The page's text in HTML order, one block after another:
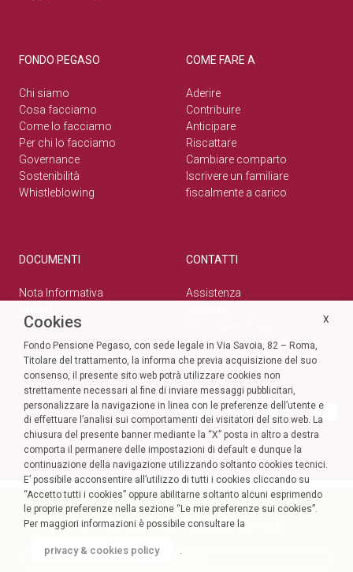
FONDO PEGASO
Chi siamo
Cosa facciamo
Come lo facciamo
Per chi lo facciamo
Governance
Sostenibilità
Whistleblowing
COME FARE A
Aderire
Contribuire
Anticipare
Riscattare
Cambiare comparto
Iscrivere un familiare
fiscalmente a carico
DOCUMENTI
Nota Informativa
Normativa
Bilanci
Modulistica
Circolari
CONTATTI
Assistenza
Privacy e cookie policy
SOCIAL
Accedi alla tua Area Riservata
X
Cookies
Fondo Pensione Pegaso, con sede legale in Via Savoia, 82 – Roma,
Titolare del trattamento, la informa che previa acquisizione del suo
consenso, il presente sito web potrà utilizzare cookies non
strettamente necessari al fine di inviare messaggi pubblicitari,
personalizzare la navigazione in linea con le preferenze dell’utente e
di effettuare l’analisi sui comportamenti dei visitatori del sito web. La
chiusura del presente banner mediante la “X” posta in altro a destra
comporta il permanere delle impostazioni di default e dunque la
continuazione della navigazione utilizzando soltanto cookies tecnici.
E’ possibile acconsentire all’utilizzo di tutti i cookies cliccando su
“Accetto tutti i cookies” oppure abilitarne soltanto alcuni esprimendo
le proprie preferenze nella sezione “Le mie preferenze sui cookies”.
Per maggiori informazioni è possibile consultare la
privacy & cookies policy .